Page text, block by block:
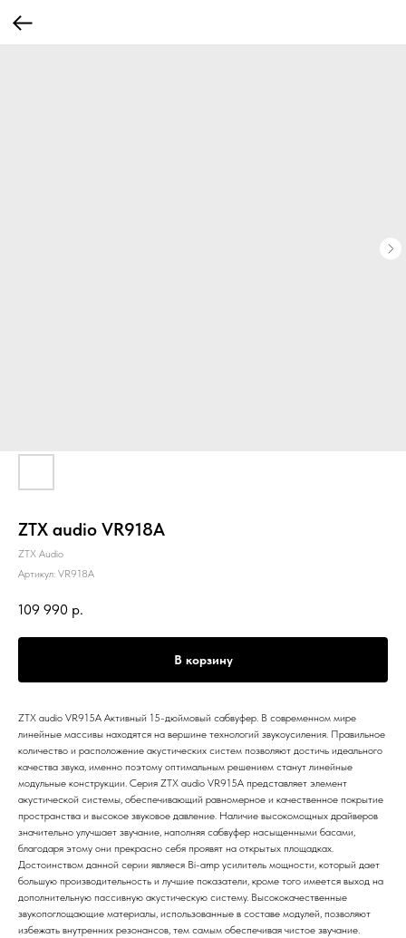
ZTX audio VR918A
ZTX Audio
Артикул: VR918A
109 990 р.
В корзину
ZTX audio VR915A Активный 15-дюймовый сабвуфер. В современном мире
линейные массивы находятся на вершине технологий звукоусиления. Правильное
количество и расположение акустических систем позволяют достичь идеального
качества звука, именно поэтому оптимальным решением станут линейные
модульные конструкции. Серия ZTX audio VR915A представляет элемент
акустической системы, обеспечивающий равномерное и качественное покрытие
пространства и высокое звуковое давление. Наличие высокомощных драйверов
значительно улучшает звучание, наполняя сабвуфер насыщенными басами,
благодаря этому они прекрасно себя проявят на открытых площадках.
Достоинством данной серии являеся Bi-amp усилитель мощности, который дает
большую производительность и лучшие показатели, кроме того имеется выход на
дополнительную пассивную акустическую систему. Высококачественные
звукопоглощающие материалы, использованные в составе модулей, позволяют
избежать внутренних резонансов, тем самым обеспечивая чистое звучание.